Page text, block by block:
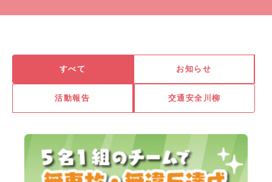
すべて お知らせ
活動報告 交通安全川柳